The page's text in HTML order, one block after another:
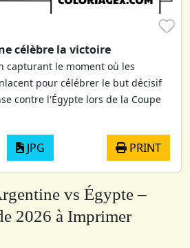
♥
célèbre la victoire
capturant le moment où les
pour célébrer le but décisif
contre l'Égypte lors de la Coupe
JPG PRINT
vs Égypte –
2026 à Imprimer